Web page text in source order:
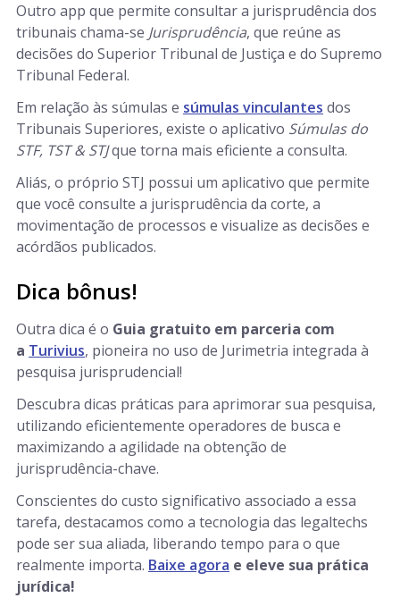
Outro app que permite consultar a jurisprudência dos
tribunais chama-se Jurisprudência, que reúne as
decisões do Superior Tribunal de Justiça e do Supremo
Tribunal Federal.
Em relação às súmulas e súmulas vinculantes dos
Tribunais Superiores, existe o aplicativo Súmulas do
STF, TST & STJque torna mais eficiente a consulta.
Aliás, o próprio STJ possui um aplicativo que permite
que você consulte a jurisprudência da corte, a
movimentação de processos e visualize as decisões e
acórdãos publicados.
Dica bônus!
Outra dica é o Guia gratuito em parceria com
a Turivius, pioneira no uso de Jurimetria integrada à
pesquisa jurisprudencial!
Descubra dicas práticas para aprimorar sua pesquisa,
utilizando eficientemente operadores de busca e
maximizando a agilidade na obtenção de
jurisprudência-chave.
Conscientes do custo significativo associado a essa
tarefa, destacamos como a tecnologia das legaltechs
pode ser sua aliada, liberando tempo para o que
realmente importa. Baixe agora e eleve sua prática
jurídica!